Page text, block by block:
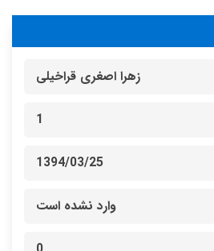
زهرا اصغری قراخیلی
1
1394/03/25
وارد نشده است